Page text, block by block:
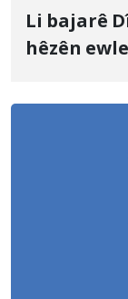
Li bajarê
hêzên